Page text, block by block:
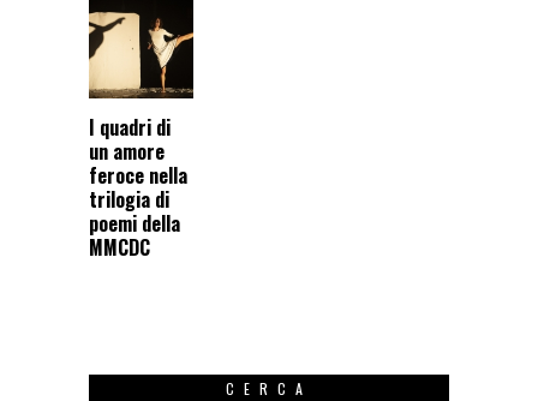
I quadri di
un amore
feroce nella
trilogia di
poemi della
MMCDC
CERCA